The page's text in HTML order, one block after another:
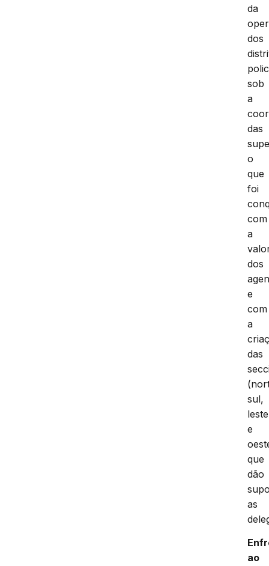
da
dos
sob
a
das
o
que
foi
com
a
dos
e
com
a
das
sul,
leste
e
que
dão
as
ao